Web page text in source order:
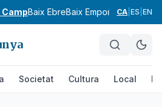
CampBaix EbreBaix EmpordàBaix
CA ES EN
Societat Cultura Local